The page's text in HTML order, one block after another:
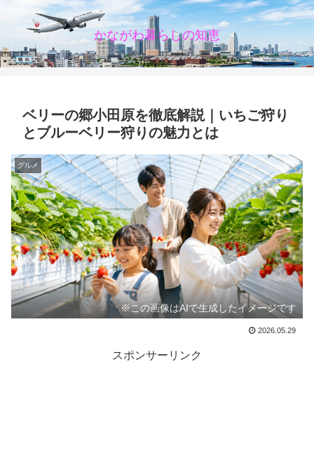
かながわ暮らしの知恵
ベリーの郷小田原を徹底解説｜いちご狩り
とブルーベリー狩りの魅力とは
グルメ
※この画像はAIで生成したイメージです
2026.05.29
スポンサーリンク